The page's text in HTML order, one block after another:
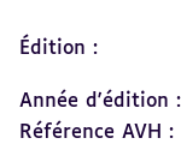
Édition :
Année d'édition :
Référence AVH :